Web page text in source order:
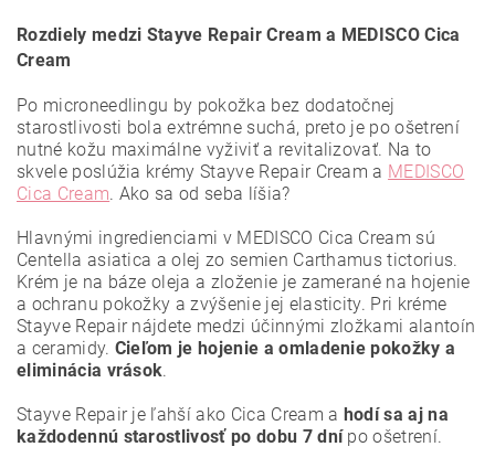
Rozdiely medzi Stayve Repair Cream a MEDISCO Cica
Cream
Po microneedlingu by pokožka bez dodatočnej
starostlivosti bola extrémne suchá, preto je po ošetrení
nutné kožu maximálne vyživiť a revitalizovať. Na to
skvele poslúžia krémy Stayve Repair Cream a MEDISCO
Cica Cream. Ako sa od seba líšia?
Hlavnými ingredienciami v MEDISCO Cica Cream sú
Centella asiatica a olej zo semien Carthamus tictorius.
Krém je na báze oleja a zloženie je zamerané na hojenie
a ochranu pokožky a zvýšenie jej elasticity. Pri kréme
Stayve Repair nájdete medzi účinnými zložkami alantoín
a ceramidy. Cieľom je hojenie a omladenie pokožky a
eliminácia vrások.
Stayve Repair je ľahší ako Cica Cream a hodí sa aj na
každodennú starostlivosť po dobu 7 dnípo ošetrení.